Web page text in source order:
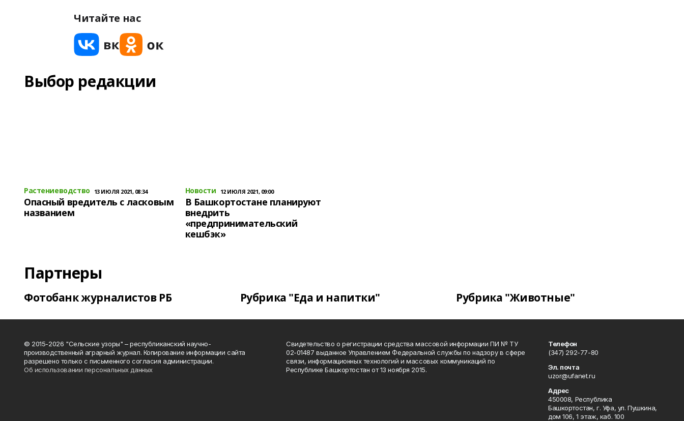
Читайте нас
Выбор редакции
Растениеводство 13 ИЮЛЯ 2021, 08:34
Опасный вредитель с ласковым
названием
Новости 12 ИЮЛЯ 2021, 09:00
В Башкортостане планируют
внедрить
«предпринимательский
кешбэк»
Партнеры
Фотобанк журналистов РБ Рубрика "Еда и напитки" Рубрика "Животные"
© 2015-2026 "Сельские узоры" – республиканский научно-
производственный аграрный журнал. Копирование информации сайта
разрешено только с письменного согласия администрации.
Об использовании персональных данных
Свидетельство о регистрации средства массовой информации ПИ № ТУ
02-01487 выданное Управлением Федеральной службы по надзору в сфере
связи, информационных технологий и массовых коммуникаций по
Республике Башкортостан от 13 ноября 2015.
Телефон
(347) 292-77-80
Эл. почта
uzor@ufanet.ru
Адрес
450008, Республика
Башкортостан, г. Уфа, ул. Пушкина,
дом 106, 1 этаж, каб. 100